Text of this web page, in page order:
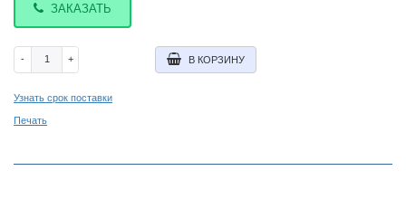
ЗАКАЗАТЬ
- + В КОРЗИНУ
Узнать срок поставки
Печать